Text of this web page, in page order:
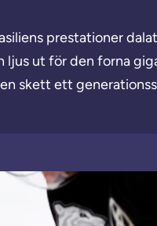
prestationer
ut för den forna
skett ett